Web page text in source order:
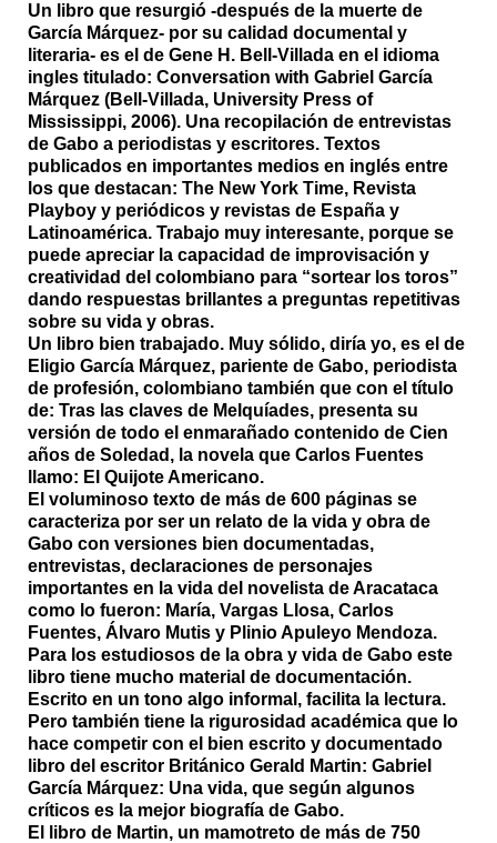
Un libro que resurgió -después de la muerte de
García Márquez- por su calidad documental y
literaria- es el de Gene H. Bell-Villada en el idioma
ingles titulado: Conversation with Gabriel García
Márquez (Bell-Villada, University Press of
Mississippi, 2006). Una recopilación de entrevistas
de Gabo a periodistas y escritores. Textos
publicados en importantes medios en inglés entre
los que destacan: The New York Time, Revista
Playboy y periódicos y revistas de España y
Latinoamérica. Trabajo muy interesante, porque se
puede apreciar la capacidad de improvisación y
creatividad del colombiano para “sortear los toros”
dando respuestas brillantes a preguntas repetitivas
sobre su vida y obras.
Un libro bien trabajado. Muy sólido, diría yo, es el de
Eligio García Márquez, pariente de Gabo, periodista
de profesión, colombiano también que con el título
de: Tras las claves de Melquíades, presenta su
versión de todo el enmarañado contenido de Cien
años de Soledad, la novela que Carlos Fuentes
llamo: El Quijote Americano.
El voluminoso texto de más de 600 páginas se
caracteriza por ser un relato de la vida y obra de
Gabo con versiones bien documentadas,
entrevistas, declaraciones de personajes
importantes en la vida del novelista de Aracataca
como lo fueron: María, Vargas Llosa, Carlos
Fuentes, Álvaro Mutis y Plinio Apuleyo Mendoza.
Para los estudiosos de la obra y vida de Gabo este
libro tiene mucho material de documentación.
Escrito en un tono algo informal, facilita la lectura.
Pero también tiene la rigurosidad académica que lo
hace competir con el bien escrito y documentado
libro del escritor Británico Gerald Martin: Gabriel
García Márquez: Una vida, que según algunos
críticos es la mejor biografía de Gabo.
El libro de Martin, un mamotreto de más de 750